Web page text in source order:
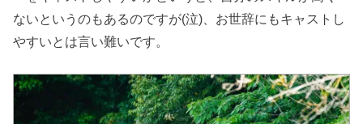
ないというのもあるのですが(泣)、お世辞にもキャストし
やすいとは言い難いです。